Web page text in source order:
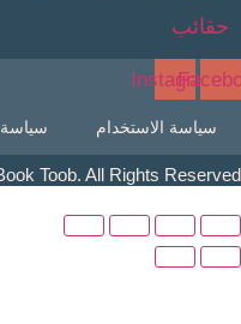
الاستخدام سياسة
Book Toob. All Rights